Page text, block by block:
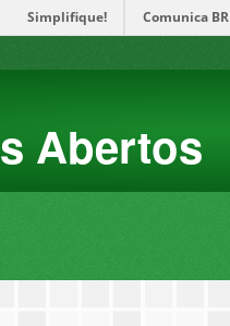
Simplifique! Comunica BR
Abertos